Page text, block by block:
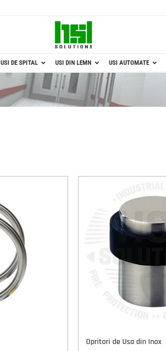
USI DE SPITAL USI DIN LEMN USI AUTOMATE
Opritori de Usa din Inox